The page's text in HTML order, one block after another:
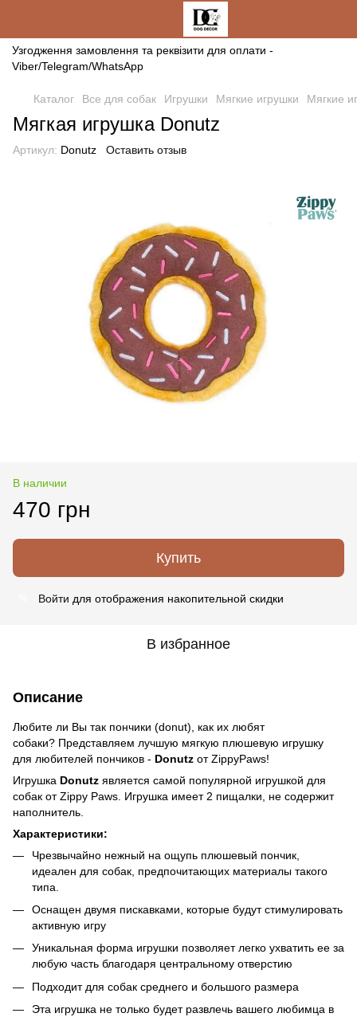
Узгодження замовлення та реквізити для оплати -
Viber/Telegram/WhatsApp
Каталог Все для собак Игрушки Мягкие игрушки Мягкие
Мягкая игрушка Donutz
Артикул: Donutz Оставить отзыв
В наличии
470 грн
Купить
Войти для отображения накопительной скидки
В избранное
Описание
Любите ли Вы так пончики (donut), как их любят
собаки? Представляем лучшую мягкую плюшевую игрушку
для любителей пончиков - Donutz от ZippyPaws!
Игрушка Donutz является самой популярной игрушкой для
собак от Zippy Paws. Игрушка имеет 2 пищалки, не содержит
наполнитель.
Характеристики:
Чрезвычайно нежный на ощупь плюшевый пончик,
идеален для собак, предпочитающих материалы такого
типа.
Оснащен двумя пискавками, которые будут стимулировать
активную игру
Уникальная форма игрушки позволяет легко ухватить ее за
любую часть благодаря центральному отверстию
Подходит для собак среднего и большого размера
Эта игрушка не только будет развлечь вашего любимца в